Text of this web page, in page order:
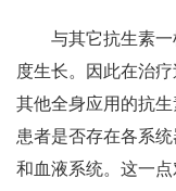
与其它抗生素
度生长。因此在治
其他全身应用的抗
患者是否存在各系
和血液系统。这一